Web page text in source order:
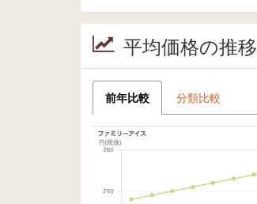
平均価格の推移
前年比較 分類比較